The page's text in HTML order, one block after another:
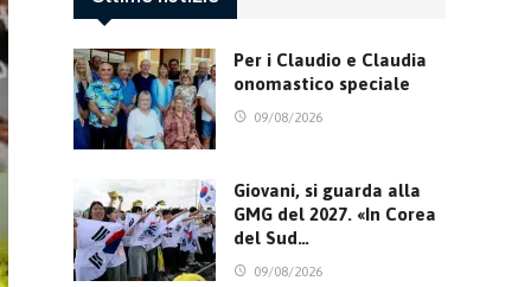
Per i Claudio e Claudia
onomastico speciale
09/08/2026
Giovani, si guarda alla
GMG del 2027. «In Corea
del Sud…
09/08/2026